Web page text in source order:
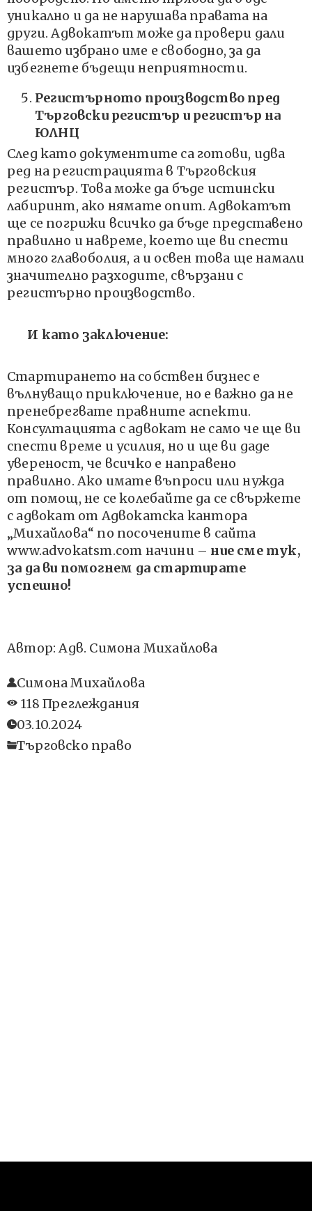
уникално и да не нарушава правата на
други. Адвокатът може да провери дали
вашето избрано име е свободно, за да
избегнете бъдещи неприятности.
Регистърното производство пред
Търговски регистър и регистър на
ЮЛНЦ
След като документите са готови, идва
ред на регистрацията в Търговския
регистър. Това може да бъде истински
лабиринт, ако нямате опит. Адвокатът
ще се погрижи всичко да бъде представено
правилно и навреме, което ще ви спести
много главоболия, а и освен това ще намали
значително разходите, свързани с
регистърно производство.
И като заключение:
Стартирането на собствен бизнес е
вълнуващо приключение, но е важно да не
пренебрегвате правните аспекти.
Консултацията с адвокат не само че ще ви
спести време и усилия, но и ще ви даде
увереност, че всичко е направено
правилно. Ако имате въпроси или нужда
от помощ, не се колебайте да се свържете
с адвокат от Адвокатска кантора
„Михайлова“ по посочените в сайта
www.advokatsm.com начини – ние сме тук,
за да ви помогнем да стартирате
успешно!
Автор: Адв. Симона Михайлова
Симона Михайлова
118 Преглеждания
03.10.2024
Търговско право